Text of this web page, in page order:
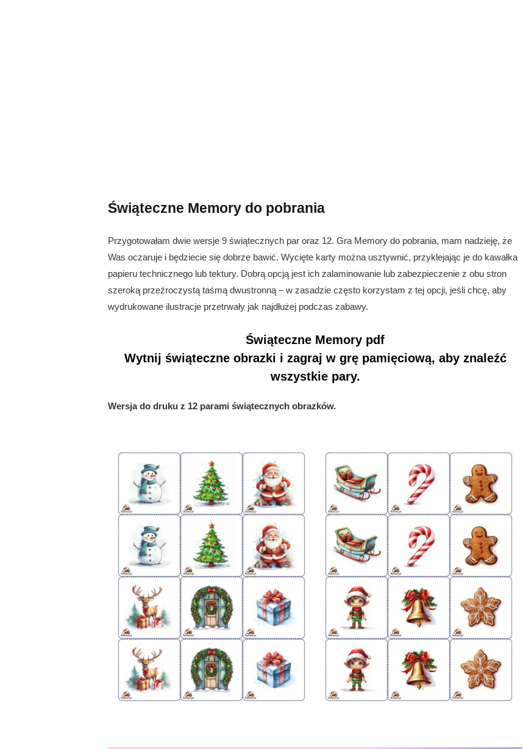
Świąteczne Memory do pobrania
Przygotowałam dwie wersje 9 świątecznych par oraz 12. Gra Memory do pobrania, mam nadzieję, że
Was oczaruje i będziecie się dobrze bawić. Wycięte karty można usztywnić, przyklejając je do kawałka
papieru technicznego lub tektury. Dobrą opcją jest ich zalaminowanie lub zabezpieczenie z obu stron
szeroką przeźroczystą taśmą dwustronną – w zasadzie często korzystam z tej opcji, jeśli chcę, aby
wydrukowane ilustracje przetrwały jak najdłużej podczas zabawy.
Świąteczne Memory pdf
Wytnij świąteczne obrazki i zagraj w grę pamięciową, aby znaleźć
wszystkie pary.
Wersja do druku z 12 parami świątecznych obrazków.